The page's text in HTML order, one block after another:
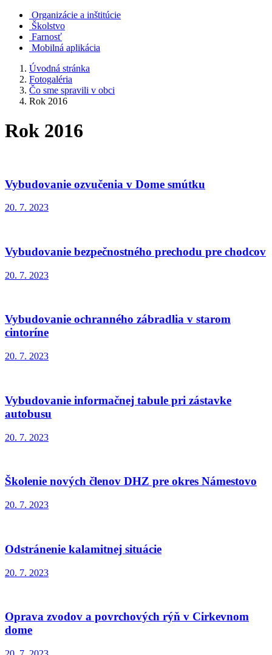
Organizácie a inštitúcie
Školstvo
Farnosť
Mobilná aplikácia
Úvodná stránka
Fotogaléria
Čo sme spravili v obci
Rok 2016
Rok 2016
Vybudovanie ozvučenia v Dome smútku
20. 7. 2023
Vybudovanie bezpečnostného prechodu pre chodcov
20. 7. 2023
Vybudovanie ochranného zábradlia v starom
cintoríne
20. 7. 2023
Vybudovanie informačnej tabule pri zástavke
autobusu
20. 7. 2023
Školenie nových členov DHZ pre okres Námestovo
20. 7. 2023
Odstránenie kalamitnej situácie
20. 7. 2023
Oprava zvodov a povrchových rýň v Cirkevnom
dome